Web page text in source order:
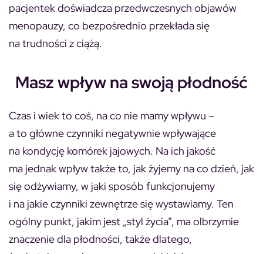
pacjentek doświadcza przedwczesnych objawów
menopauzy, co bezpośrednio przekłada się
na trudności z ciążą.
Masz wpływ na swoją płodność
Czas i wiek to coś, na co nie mamy wpływu –
a to główne czynniki negatywnie wpływające
na kondycję komórek jajowych. Na ich jakość
ma jednak wpływ także to, jak żyjemy na co dzień, jak
się odżywiamy, w jaki sposób funkcjonujemy
i na jakie czynniki zewnętrze się wystawiamy. Ten
ogólny punkt, jakim jest „styl życia”, ma olbrzymie
znaczenie dla płodności, także dlatego,